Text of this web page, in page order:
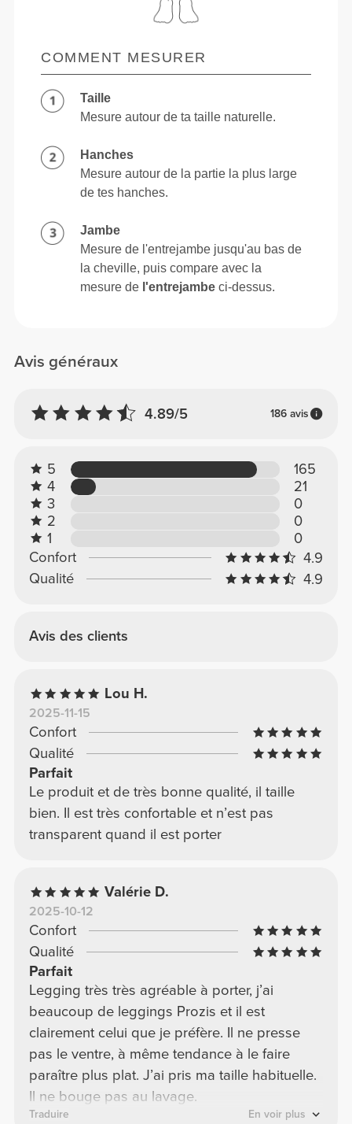
Avis généraux
4.89/5 186 avis
5
165
4
21
3
0
2
0
1
0
Confort
4.9
Qualité
4.9
Avis des clients
Lou H.
2025-11-15
Confort
Qualité
Parfait
Le produit et de très bonne qualité, il taille
bien. Il est très confortable et n’est pas
transparent quand il est porter
Valérie D.
2025-10-12
Confort
Qualité
Parfait
Legging très très agréable à porter, j’ai
beaucoup de leggings Prozis et il est
clairement celui que je préfère. Il ne presse
pas le ventre, à même tendance à le faire
paraître plus plat. J’ai pris ma taille habituelle.
Il ne bouge pas au lavage.
Traduire En voir plus
COMMENT MESURER
Taille
Mesure autour de ta taille naturelle.
Hanches
Mesure autour de la partie la plus large
de tes hanches.
Jambe
Mesure de l'entrejambe jusqu'au bas de
la cheville, puis compare avec la
mesure de l'entrejambe ci-dessus.